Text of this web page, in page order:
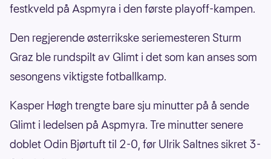
festkveld på Aspmyra i den første playoff-kampen.
Den regjerende østerrikske seriemesteren Sturm
Graz ble rundspilt av Glimt i det som kan anses som
sesongens viktigste fotballkamp.
Kasper Høgh trengte bare sju minutter på å sende
Glimt i ledelsen på Aspmyra. Tre minutter senere
doblet Odin Bjørtuft til 2-0, før Ulrik Saltnes sikret 3-